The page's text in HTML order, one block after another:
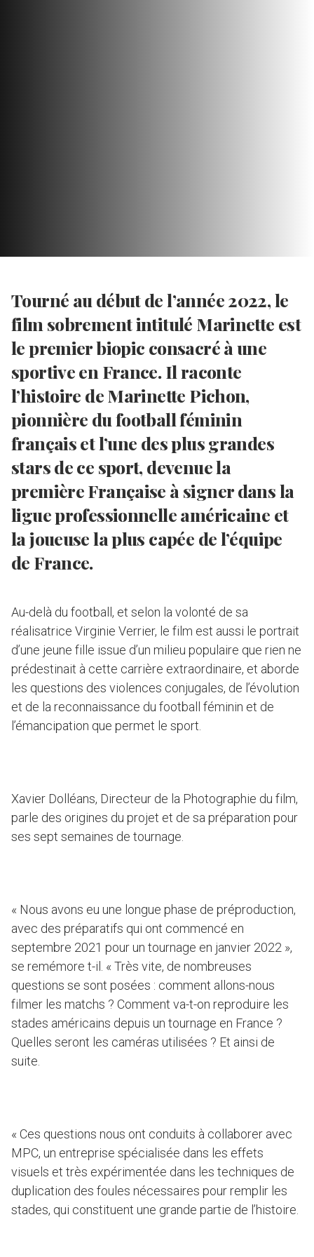
Tourné au début de l’année 2022, le
film sobrement intitulé Marinette est
le premier biopic consacré à une
sportive en France. Il raconte
l’histoire de Marinette Pichon,
pionnière du football féminin
français et l’une des plus grandes
stars de ce sport, devenue la
première Française à signer dans la
ligue professionnelle américaine et
la joueuse la plus capée de l’équipe
de France.
Au-delà du football, et selon la volonté de sa
réalisatrice Virginie Verrier, le film est aussi le portrait
d’une jeune fille issue d’un milieu populaire que rien ne
prédestinait à cette carrière extraordinaire, et aborde
les questions des violences conjugales, de l’évolution
et de la reconnaissance du football féminin et de
l’émancipation que permet le sport.
Xavier Dolléans, Directeur de la Photographie du film,
parle des origines du projet et de sa préparation pour
ses sept semaines de tournage.
« Nous avons eu une longue phase de préproduction,
avec des préparatifs qui ont commencé en
septembre 2021 pour un tournage en janvier 2022 »,
se remémore t-il. « Très vite, de nombreuses
questions se sont posées : comment allons-nous
filmer les matchs ? Comment va-t-on reproduire les
stades américains depuis un tournage en France ?
Quelles seront les caméras utilisées ? Et ainsi de
suite.
« Ces questions nous ont conduits à collaborer avec
MPC, un entreprise spécialisée dans les effets
visuels et très expérimentée dans les techniques de
duplication des foules nécessaires pour remplir les
stades, qui constituent une grande partie de l’histoire.